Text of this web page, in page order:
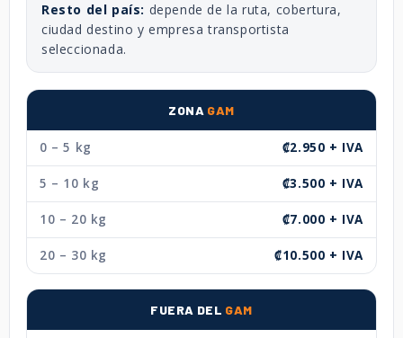
Resto del país: depende de la ruta, cobertura,
ciudad destino y empresa transportista
seleccionada.
ZONA GAM
0 – 5 kg ₡2.950 + IVA
5 – 10 kg ₡3.500 + IVA
10 – 20 kg ₡7.000 + IVA
20 – 30 kg ₡10.500 + IVA
FUERA DEL GAM